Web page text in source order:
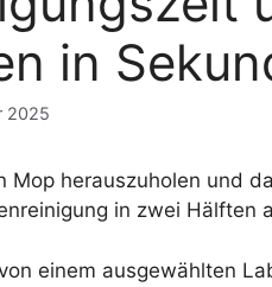
in
2025
Mop herauszuholen und
in zwei Hälften
einem ausgewählten